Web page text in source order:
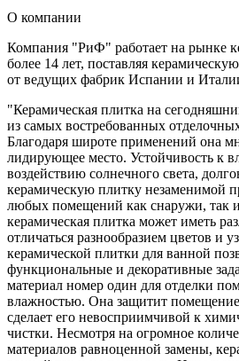
О компании
Компания "РиФ" работает на рынке
более 14 лет, поставляя
от ведущих фабрик Испании и
"Керамическая плитка на
из самых востребованных
Благодаря широте применений она
лидирующее место. Устойчивость к
воздействию солнечного света,
керамическую плитку незаменимой
любых помещений как снаружи, так
керамическая плитка может иметь
отличаться разнообразием цветов и
керамической плитки для ванной
функциональные и декоративные
материал номер один для отделки
влажностью. Она защитит
сделает его невосприимчивой к
чистки. Несмотря на огромное
материалов равноценной замены,